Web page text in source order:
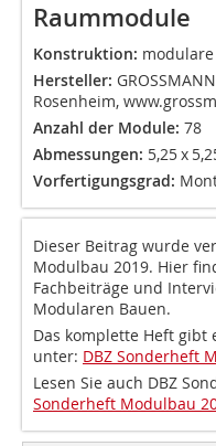
Raummodule
Konstruktion:
Hersteller:
Rosenheim,
Anzahl der Module: 78
Abmessungen: 5,25 x
Vorfertigungsgrad:
Dieser Beitrag wurde
Modulbau 2019. Hier
Fachbeiträge und
Modularen Bauen.
Das komplette Heft gibt
unter: DBZ Sonderheft
Lesen Sie auch DBZ
Sonderheft Modulbau